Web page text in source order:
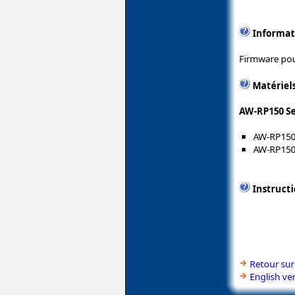
Firmware
AW-RP150
AW-
AW-
Retour
English